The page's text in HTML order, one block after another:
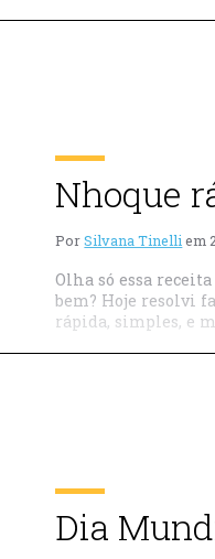
Nhoque
PorSilvana Tinelli em
Olha só essa
bem? Hoje resolvi
rápida, simples, e
Dia